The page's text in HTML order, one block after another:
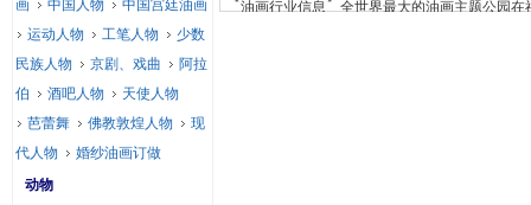
油画行业信息 全世界最大的油画主题公园在
画
中国人物
中国宫廷油画
运动人物
工笔人物
少数
民族人物
京剧、戏曲
阿拉
伯
酒吧人物
天使人物
芭蕾舞
佛教敦煌人物
现
代人物
婚纱油画订做
动物